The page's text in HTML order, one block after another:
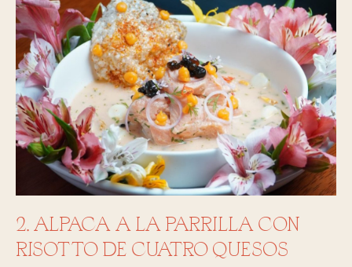
2. ALPACA A LA PARRILLA CON
RISOTTO DE CUATRO QUESOS